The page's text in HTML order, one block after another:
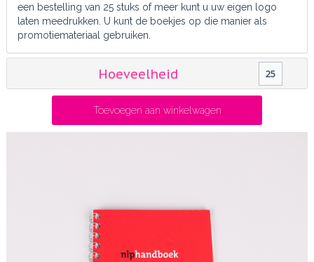
een bestelling van 25 stuks of meer kunt u uw eigen logo
laten meedrukken. U kunt de boekjes op die manier als
promotiemateriaal gebruiken.
Hoeveelheid